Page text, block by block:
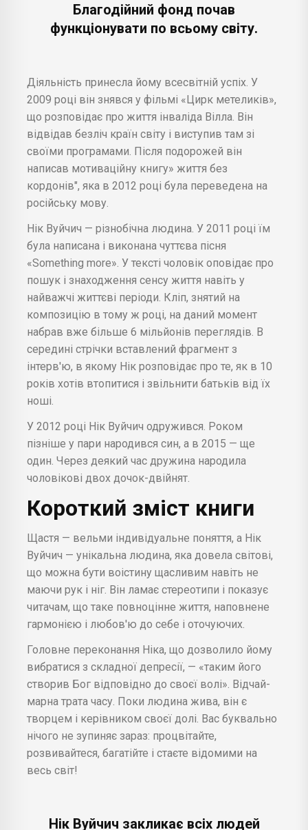
Благодійний фонд почав
функціонувати по всьому світу.
Діяльність принесла йому всесвітній успіх. У
2009 році він знявся у фільмі «Цирк метеликів»,
що розповідає про життя інваліда Вілла. Він
відвідав безліч країн світу і виступив там зі
своїми програмами. Після подорожей він
написав мотиваційну книгу» життя без
кордонів", яка в 2012 році була переведена на
російську мову.
Нік Вуйчич — різнобічна людина. У 2011 році їм
була написана і виконана чуттєва пісня
«Something more». У тексті чоловік оповідає про
пошук і знаходження сенсу життя навіть у
найважчі життєві періоди. Кліп, знятий на
композицію в тому ж році, на даний момент
набрав вже більше 6 мільйонів переглядів. В
середині стрічки вставлений фрагмент з
інтерв'ю, в якому Нік розповідає про те, як в 10
років хотів втопитися і звільнити батьків від їх
ноші.
У 2012 році Нік Вуйчич одружився. Роком
пізніше у пари народився син, а в 2015 — ще
один. Через деякий час дружина народила
чоловікові двох дочок-двійнят.
Короткий зміст книги
Щастя — вельми індивідуальне поняття, а Нік
Вуйчич — унікальна людина, яка довела світові,
що можна бути воістину щасливим навіть не
маючи рук і ніг. Він ламає стереотипи і показує
читачам, що таке повноцінне життя, наповнене
гармонією і любов'ю до себе і оточуючих.
Головне переконання Ніка, що дозволило йому
вибратися з складної депресії, — «таким його
створив Бог відповідно до своєї волі». Відчай-
марна трата часу. Поки людина жива, він є
творцем і керівником своєї долі. Вас буквально
нічого не зупиняє зараз: процвітайте,
розвивайтеся, багатійте і стаєте відомими на
весь світ!
Нік Вуйчич закликає всіх людей